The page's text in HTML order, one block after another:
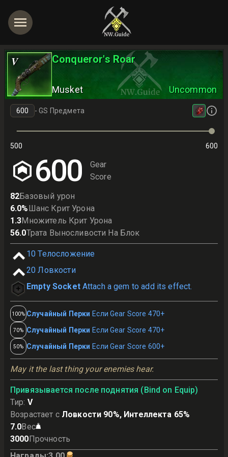
V Conqueror's Roar
Musket Uncommon
-GS Предмета
500 600
600
Gear
Score
82Базовый урон
6.0%Шанс Крит Урона
1.3Множитель Крит Урона
56.0Трата Выносливости На Блок
10 Телосложение
20 Ловкости
Empty Socket Attach a gem to add its effect.
100% Случайный Перки Если Gear Score 470+
70% Случайный Перки Если Gear Score 470+
50% Случайный Перки Если Gear Score 600+
May it the last thing your enemies hear.
Привязывается после поднятия (Bind on Equip)
Тир: V
Возрастает с Ловкости 90%, Интеллекта 65%
7.0Вес
3000Прочность